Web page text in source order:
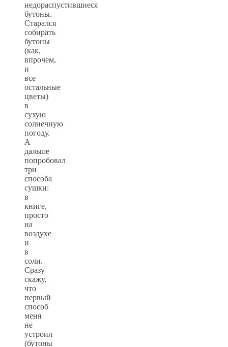
недораспустившиеся
бутоны.
Старался
собирать
бутоны
(как,
впрочем,
и
все
остальные
цветы)
в
сухую
солнечную
погоду.
А
дальше
попробовал
три
способа
сушки:
в
книге,
просто
на
воздухе
и
в
соли.
Сразу
скажу,
что
первый
способ
меня
не
устроил
(бутоны